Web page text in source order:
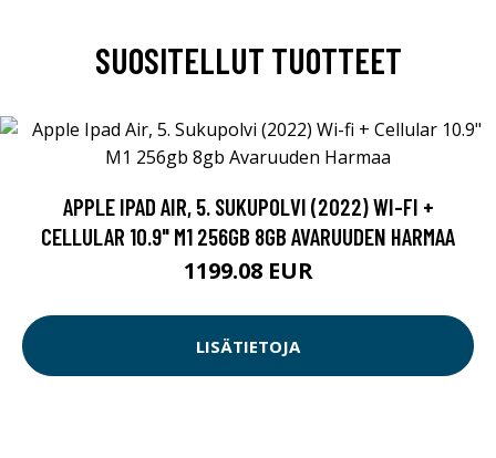
SUOSITELLUT TUOTTEET
APPLE IPAD AIR, 5. SUKUPOLVI (2022) WI-FI +
CELLULAR 10.9" M1 256GB 8GB AVARUUDEN HARMAA
1199.08 EUR
LISÄTIETOJA